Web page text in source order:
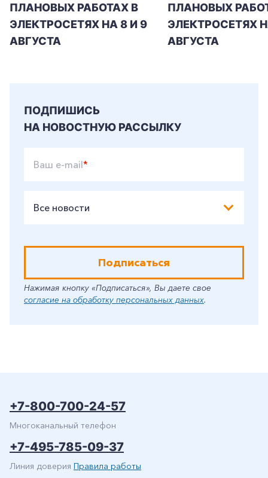
+7-800-700-24-57
Заказать обратный звонок
Частным клиентам
ПЛАНОВЫХ РАБОТАХ В
ЭЛЕКТРОСЕТЯХ НА 8 И 9
АВГУСТА
ПЛАНОВЫХ
ЭЛЕКТРОСЕТЯХ
АВГУСТА
ПОДПИШИСЬ
НА НОВОСТНУЮ РАССЫЛКУ
Ваш e-mail*
Все новости
Подписаться
Нажимая кнопку «Подписаться», Вы даете свое
согласие на обработку персональных данных.
+7-800-700-24-57
Многоканальный телефон
+7-495-785-09-37
Линия доверия Правила работы